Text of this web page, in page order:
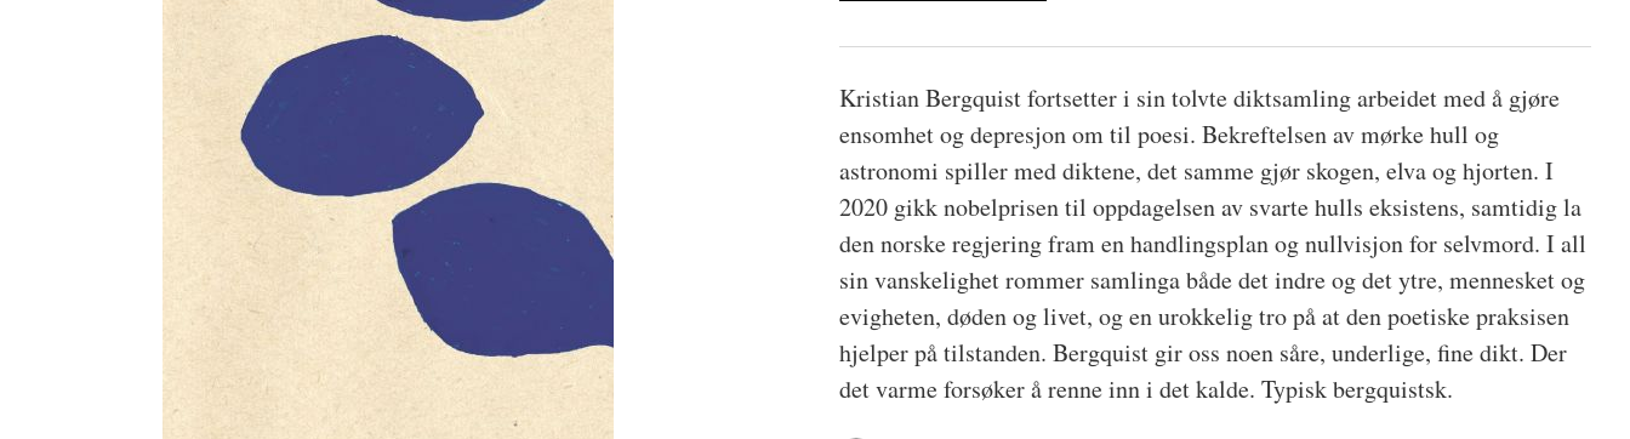
Kristian Bergquist fortsetter i sin tolvte diktsamling arbeidet med å gjøre
ensomhet og depresjon om til poesi. Bekreftelsen av mørke hull og
astronomi spiller med diktene, det samme gjør skogen, elva og hjorten. I
2020 gikk nobelprisen til oppdagelsen av svarte hulls eksistens, samtidig la
den norske regjering fram en handlingsplan og nullvisjon for selvmord. I all
sin vanskelighet rommer samlinga både det indre og det ytre, mennesket og
evigheten, døden og livet, og en urokkelig tro på at den poetiske praksisen
hjelper på tilstanden. Bergquist gir oss noen såre, underlige, fine dikt. Der
det varme forsøker å renne inn i det kalde. Typisk bergquistsk.